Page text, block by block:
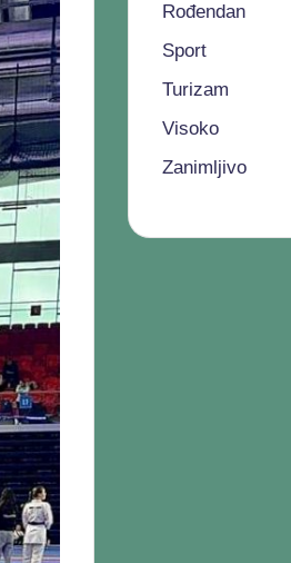
Rođendan
Sport
Turizam
Visoko
Zanimljivo